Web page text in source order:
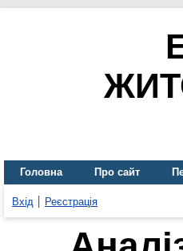
Головна Про сайт
Вхід Реєстрація